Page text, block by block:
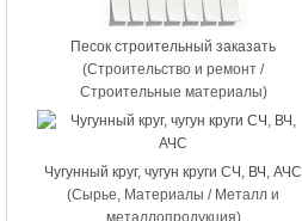
Песок строительный заказать
(Строительство и ремонт /
Строительные материалы)
Чугунный круг, чугун круги СЧ, ВЧ, АЧС
(Сырье, Материалы / Металл и
металлопродукция)